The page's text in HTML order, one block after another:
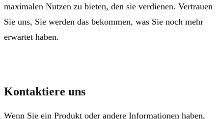
maximalen Nutzen zu bieten, den sie verdienen. Vertrauen
Sie uns, Sie werden das bekommen, was Sie noch mehr
erwartet haben.
Kontaktiere uns
Wenn Sie ein Produkt oder andere Informationen haben,